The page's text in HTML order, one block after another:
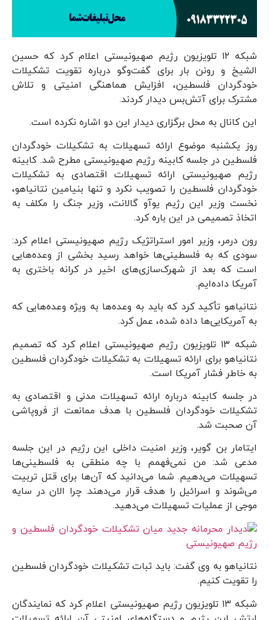
شبکه ۱۲ تلویزیون رژیم صهیونیستی اعلام کرد که حسین
الشیخ و رونن بار برای گفت‌وگو درباره تقویت تشکیلات
خودگردان فلسطین، افزایش هماهنگی امنیتی و تلاش
مشترک برای آتش‌بس دیدار کردند.
این کانال به محل برگزاری دیدار این دو اشاره نکرده است.
روز یکشنبه موضوع ارائه تسهیلات به تشکیلات خودگردان
فلسطین در جلسه کابینه رژیم صهیونیستی مطرح شد. کابینه
رژیم صهیونیستی ارائه تسهیلات اقتصادی به تشکیلات
خودگردان فلسطین را تصویب نکرد و تنها بنیامین نتانیاهو،
نخست وزیر این رژیم یوآو گالانت، وزیر جنگ را مکلف به
اتخاذ تصمیمی در این باره کرد.
رون درمر، وزیر امور استراتژیک رژیم صهیونیستی اعلام کرد:
سودی که به فلسطینی‌ها خواهد رسید بخشی از وعده‌هایی
است که بعد از شهرک‌سازی‌های اخیر در کرانه باختری به
آمریکا داده‌ایم.
نتانیاهو تأکید کرد که باید به وعده‌ها به ویژه وعده‌هایی که
به آمریکایی‌ها داده شده، عمل کرد.
شبکه ۱۳ تلویزیون رژیم صهیونیستی اعلام کرد که تصمیم
نتانیاهو برای ارائه تسهیلات به تشکیلات خودگردان فلسطین
به خاطر فشار آمریکا است.
در جلسه کابینه درباره ارائه تسهیلات مدنی و اقتصادی به
تشکیلات خودگردان فلسطین با هدف ممانعت از فروپاشی
آن صحبت شد.
ایتامار بن گویر، وزیر امنیت داخلی این رژیم در این جلسه
مدعی شد: من نمی‌فهمم با چه منطقی به فلسطینی‌ها
تسهیلات می‌دهیم. شما می‌دانید که آن‌ها برای قتل تربیت
می‌شوند و اسرائیل را هدف قرار می‌دهند. چرا الان در سایه
موجی از عملیات تسهیلات می‌دهید.
نتانیاهو به وی گفت: باید ثبات تشکیلات خودگردان فلسطین
را تقویت کنیم.
شبکه ۱۳ تلویزیون رژیم صهیونیستی اعلام کرد که نمایندگان